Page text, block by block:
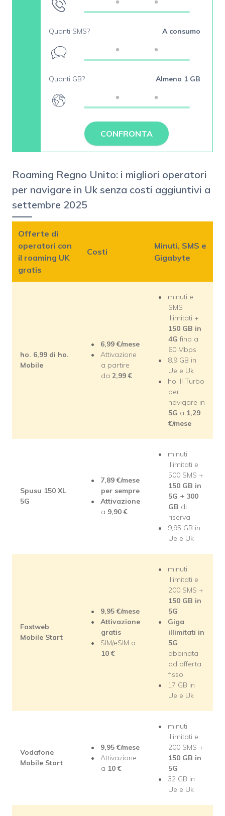
Quanti SMS? A consumo
Quanti GB? Almeno 1 GB
CONFRONTA
Roaming Regno Unito: i migliori operatori
per navigare in Uk senza costi aggiuntivi a
settembre 2025
Offerte di
operatori con
il roaming UK
gratis
Costi
Minuti, SMS e
Gigabyte
ho. 6,99 di ho.
Mobile
6,99 €/mese
Attivazione
a partire
da 2,99€
minuti e
SMS
illimitati +
150 GB in
4Gfino a
60 Mbps
8,9 GB in
Ue e Uk
ho. Il Turbo
per
navigare in
5G a 1,29
€/mese
Spusu 150 XL
5G
7,89 €/mese
per sempre
Attivazione
a 9,90€
minuti
illimitati e
500 SMS +
150 GB in
5G + 300
GB di
riserva
9,95 GB in
Ue e Uk
Fastweb
Mobile Start
9,95 €/mese
Attivazione
gratis
SIM/eSIM a
10 €
minuti
illimitati e
200 SMS +
150 GB in
5G
Giga
illimitati in
5G
abbinata
ad offerta
fisso
17 GB in
Ue e Uk
Vodafone
Mobile Start
9,95 €/mese
Attivazione
a 10 €
minuti
illimitati e
200 SMS +
150 GB in
5G
32 GB in
Ue e Uk